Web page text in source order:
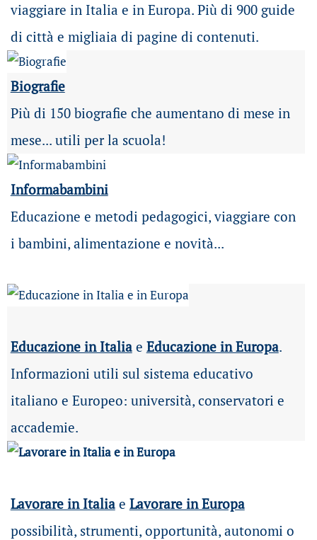
viaggiare in Italia e in Europa. Più di 900 guide
di città e migliaia di pagine di contenuti.
Biografie
Più di 150 biografie che aumentano di mese in
mese... utili per la scuola!
Informabambini
Educazione e metodi pedagogici, viaggiare con
i bambini, alimentazione e novità...
Educazione in Italiae Educazione in Europa.
Informazioni utili sul sistema educativo
italiano e Europeo: università, conservatori e
accademie.
Lavorare in Italia e Lavorare in Europa
possibilità, strumenti, opportunità, autonomi o